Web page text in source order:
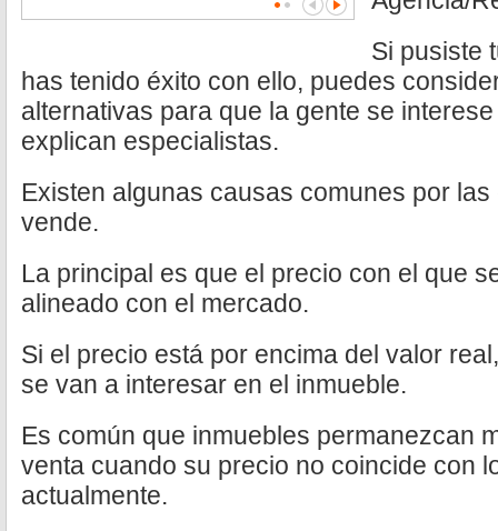
Si pusiste
has tenido éxito con ello, puedes
alternativas para que la gente se
explican especialistas.
Existen algunas causas comunes por
vende.
La principal es que el precio con el que
alineado con el mercado.
Si el precio está por encima del valor
se van a interesar en el inmueble.
Es común que inmuebles permanezcan
venta cuando su precio no coincide con
actualmente.